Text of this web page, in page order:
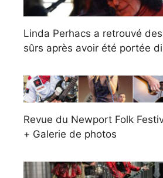
Linda Perhacs a retrouvé
sûrs après avoir été portée
Revue du Newport Folk
+ Galerie de photos